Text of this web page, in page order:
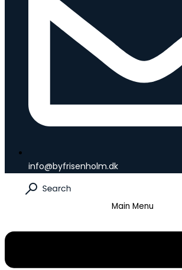
info@byfrisenholm.dk
Main Menu